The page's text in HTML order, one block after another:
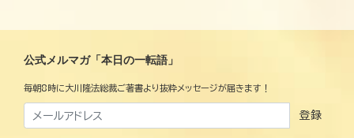
公式メルマガ「本日の一転語」
毎朝8時に大川隆法総裁ご著書より抜粋メッセージが届きます！
登録